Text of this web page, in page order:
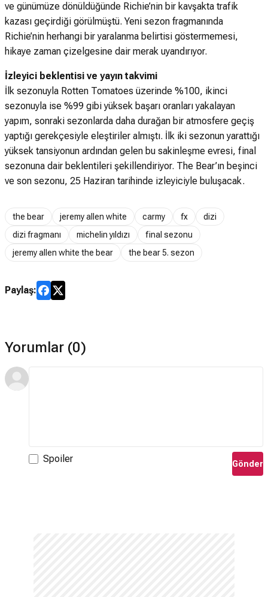
ve günümüze dönüldüğünde Richie’nin bir kavşakta trafik
kazası geçirdiği görülmüştü. Yeni sezon fragmanında
Richie’nin herhangi bir yaralanma belirtisi göstermemesi,
hikaye zaman çizelgesine dair merak uyandırıyor.
İzleyici beklentisi ve yayın takvimi
İlk sezonuyla Rotten Tomatoes üzerinde %100, ikinci
sezonuyla ise %99 gibi yüksek başarı oranları yakalayan
yapım, sonraki sezonlarda daha durağan bir atmosfere geçiş
yaptığı gerekçesiyle eleştiriler almıştı. İlk iki sezonun yarattığı
yüksek tansiyonun ardından gelen bu sakinleşme evresi, final
sezonuna dair beklentileri şekillendiriyor. The Bear’ın beşinci
ve son sezonu, 25 Haziran tarihinde izleyiciyle buluşacak.
the bear jeremy allen white carmy fx
dizi
dizi fragmanı
michelin yıldızı
final sezonu
jeremy allen white the bear
the bear 5. sezon
Paylaş:
Yorumlar (0)
Spoiler Gönder